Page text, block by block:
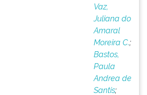
Vaz,
Juliana do
Amaral
Moreira C.;
Bastos,
Paula
Andrea de
Santis;